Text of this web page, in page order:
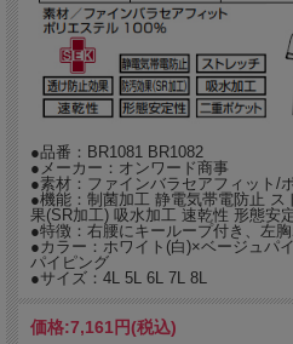
アパレルメーカーとしても有名なオンワー
るデザインの白衣です。
可愛さの中に上質が漂う。アシンメトリー
・袖のサイドのスリットは、動きやすさと
●品番：BR1081 BR1082
●メーカー：オンワード商事
●素材：ファインバラセアフィット/
●機能：制菌加工 静電気帯電防止
果(SR加工) 吸水加工 速乾性 形態安
●特徴：右腰にキーループ付き、左
●カラー：ホワイト(白)×ベージュパ
パイピング
●サイズ：4L 5L 6L 7L 8L
価格:7,161円(税込)